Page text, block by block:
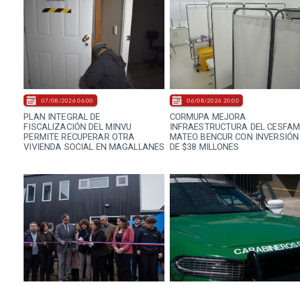
PLAN INTEGRAL DE
FISCALIZACIÓN DEL MINVU
PERMITE RECUPERAR OTRA
VIVIENDA SOCIAL EN MAGALLANES
07/08/2026 06:00
CORMUPA MEJORA
INFRAESTRUCTURA DEL CESFAM
MATEO BENCUR CON INVERSIÓN
DE $38 MILLONES
06/08/2026 20:00